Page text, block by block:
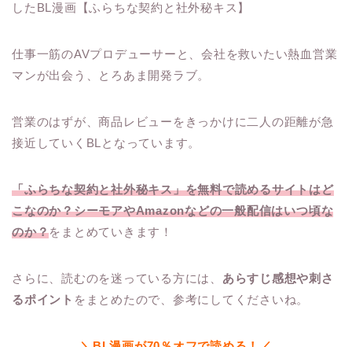
したBL漫画【ふらちな契約と社外秘キス】
仕事一筋のAVプロデューサーと、会社を救いたい熱血営業
マンが出会う、とろあま開発ラブ。
営業のはずが、商品レビューをきっかけに二人の距離が急
接近していくBLとなっています。
「ふらちな契約と社外秘キス」を無料で読めるサイトはど
こなのか？シーモアやAmazonなどの一般配信はいつ頃な
のか？をまとめていきます！
さらに、読むのを迷っている方には、 あらすじ感想や刺さ
るポイント をまとめたので、参考にしてくださいね。